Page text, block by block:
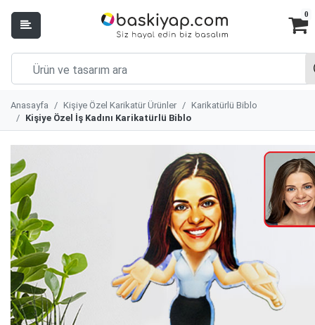
0
Anasayfa Kişiye Özel Karikatür Ürünler
Karikatürlü Biblo
Kişiye Özel İş Kadını Karikatürlü Biblo